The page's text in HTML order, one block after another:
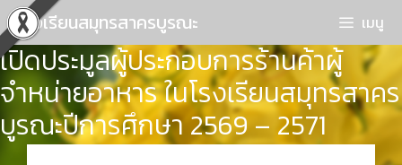
Skip
to
content
โรงเรียนสมุทรสาครบูรณะ เมนู
เปิดประมูลผู้ประกอบการร้านค้าผู้
จำหน่ายอาหาร ในโรงเรียนสมุทรสาคร
บูรณะปีการศึกษา 2569 – 2571